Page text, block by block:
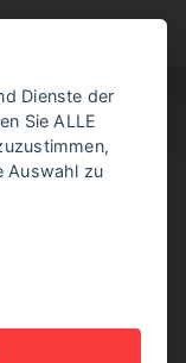
Dienste der
Sie ALLE
Auswahl zu